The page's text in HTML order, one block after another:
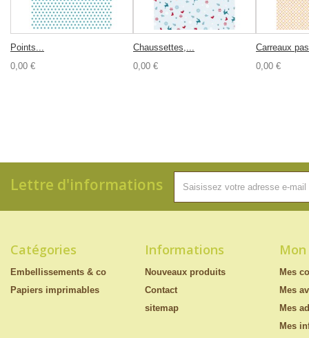
Points...
0,00 €
Chaussettes,...
0,00 €
Carreaux
0,00 €
Lettre d'informations
Catégories
Embellissements & co
Papiers imprimables
Informations
Nouveaux produits
Contact
sitemap
Mes
Mes
Mes
Mes